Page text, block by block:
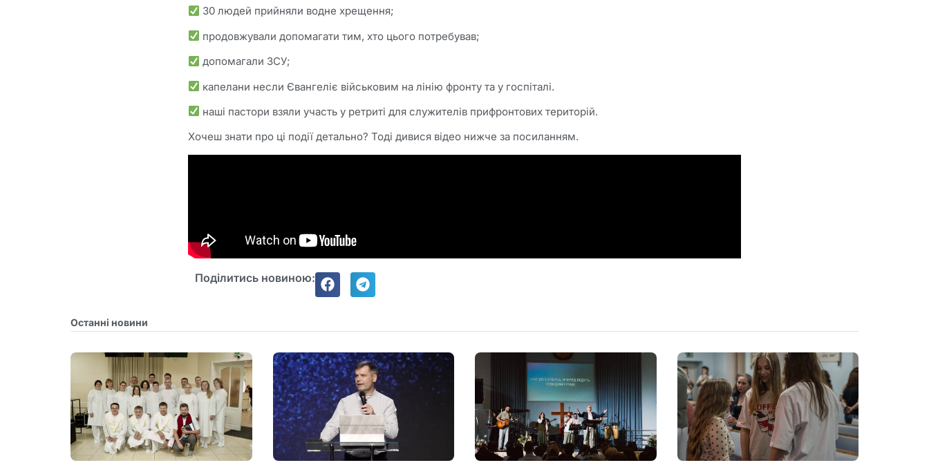
30 людей прийняли водне хрещення;
продовжували допомагати тим, хто цього потребував;
допомагали ЗСУ;
капелани несли Євангеліє військовим на лінію фронту та у госпіталі.
наші пастори взяли участь у ретриті для служителів прифронтових територій.
Хочеш знати про ці події детально? Тоді дивися відео нижче за посиланням.
Поділитись новиною:
Останні новини